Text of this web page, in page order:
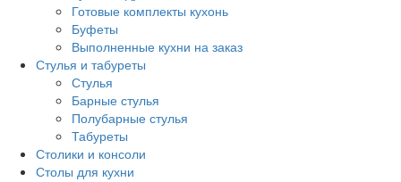
Готовые комплекты кухонь
Буфеты
Выполненные кухни на заказ
Стулья и табуреты
Стулья
Барные стулья
Полубарные стулья
Табуреты
Столики и консоли
Столы для кухни